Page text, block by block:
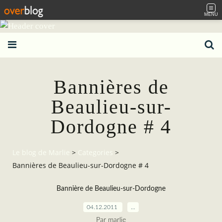
MENU
Bannières de
Beaulieu-sur-
Dordogne # 4
Le blog de Marlie > Categories
>
Bannières de Beaulieu-sur-Dordogne # 4
Bannière de Beaulieu-sur-Dordogne
04.12.2011
Par marlie